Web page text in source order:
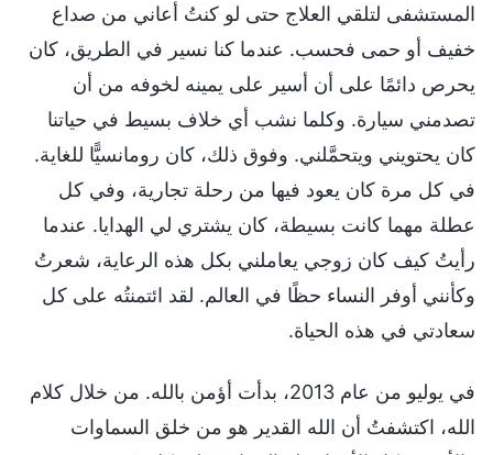
المستشفى لتلقي العلاج حتى لو كنتُ أعاني من صداع
خفيف أو حمى فحسب. عندما كنا نسير في الطريق، كان
يحرص دائمًا على أن أسير على يمينه لخوفه من أن
تصدمني سيارة. وكلما نشب أي خلاف بسيط في حياتنا
كان يحتويني ويتحمَّلني. وفوق ذلك، كان رومانسيًّا للغاية.
في كل مرة كان يعود فيها من رحلة تجارية، وفي كل
عطلة مهما كانت بسيطة، كان يشتري لي الهدايا. عندما
رأيتُ كيف كان زوجي يعاملني بكل هذه الرعاية، شعرتُ
وكأنني أوفر النساء حظًا في العالم. لقد ائتمنتُه على كل
سعادتي في هذه الحياة.
في يوليو من عام 2013، بدأت أؤمن بالله. من خلال كلام
الله، اكتشفتُ أن الله القدير هو من خلق السماوات